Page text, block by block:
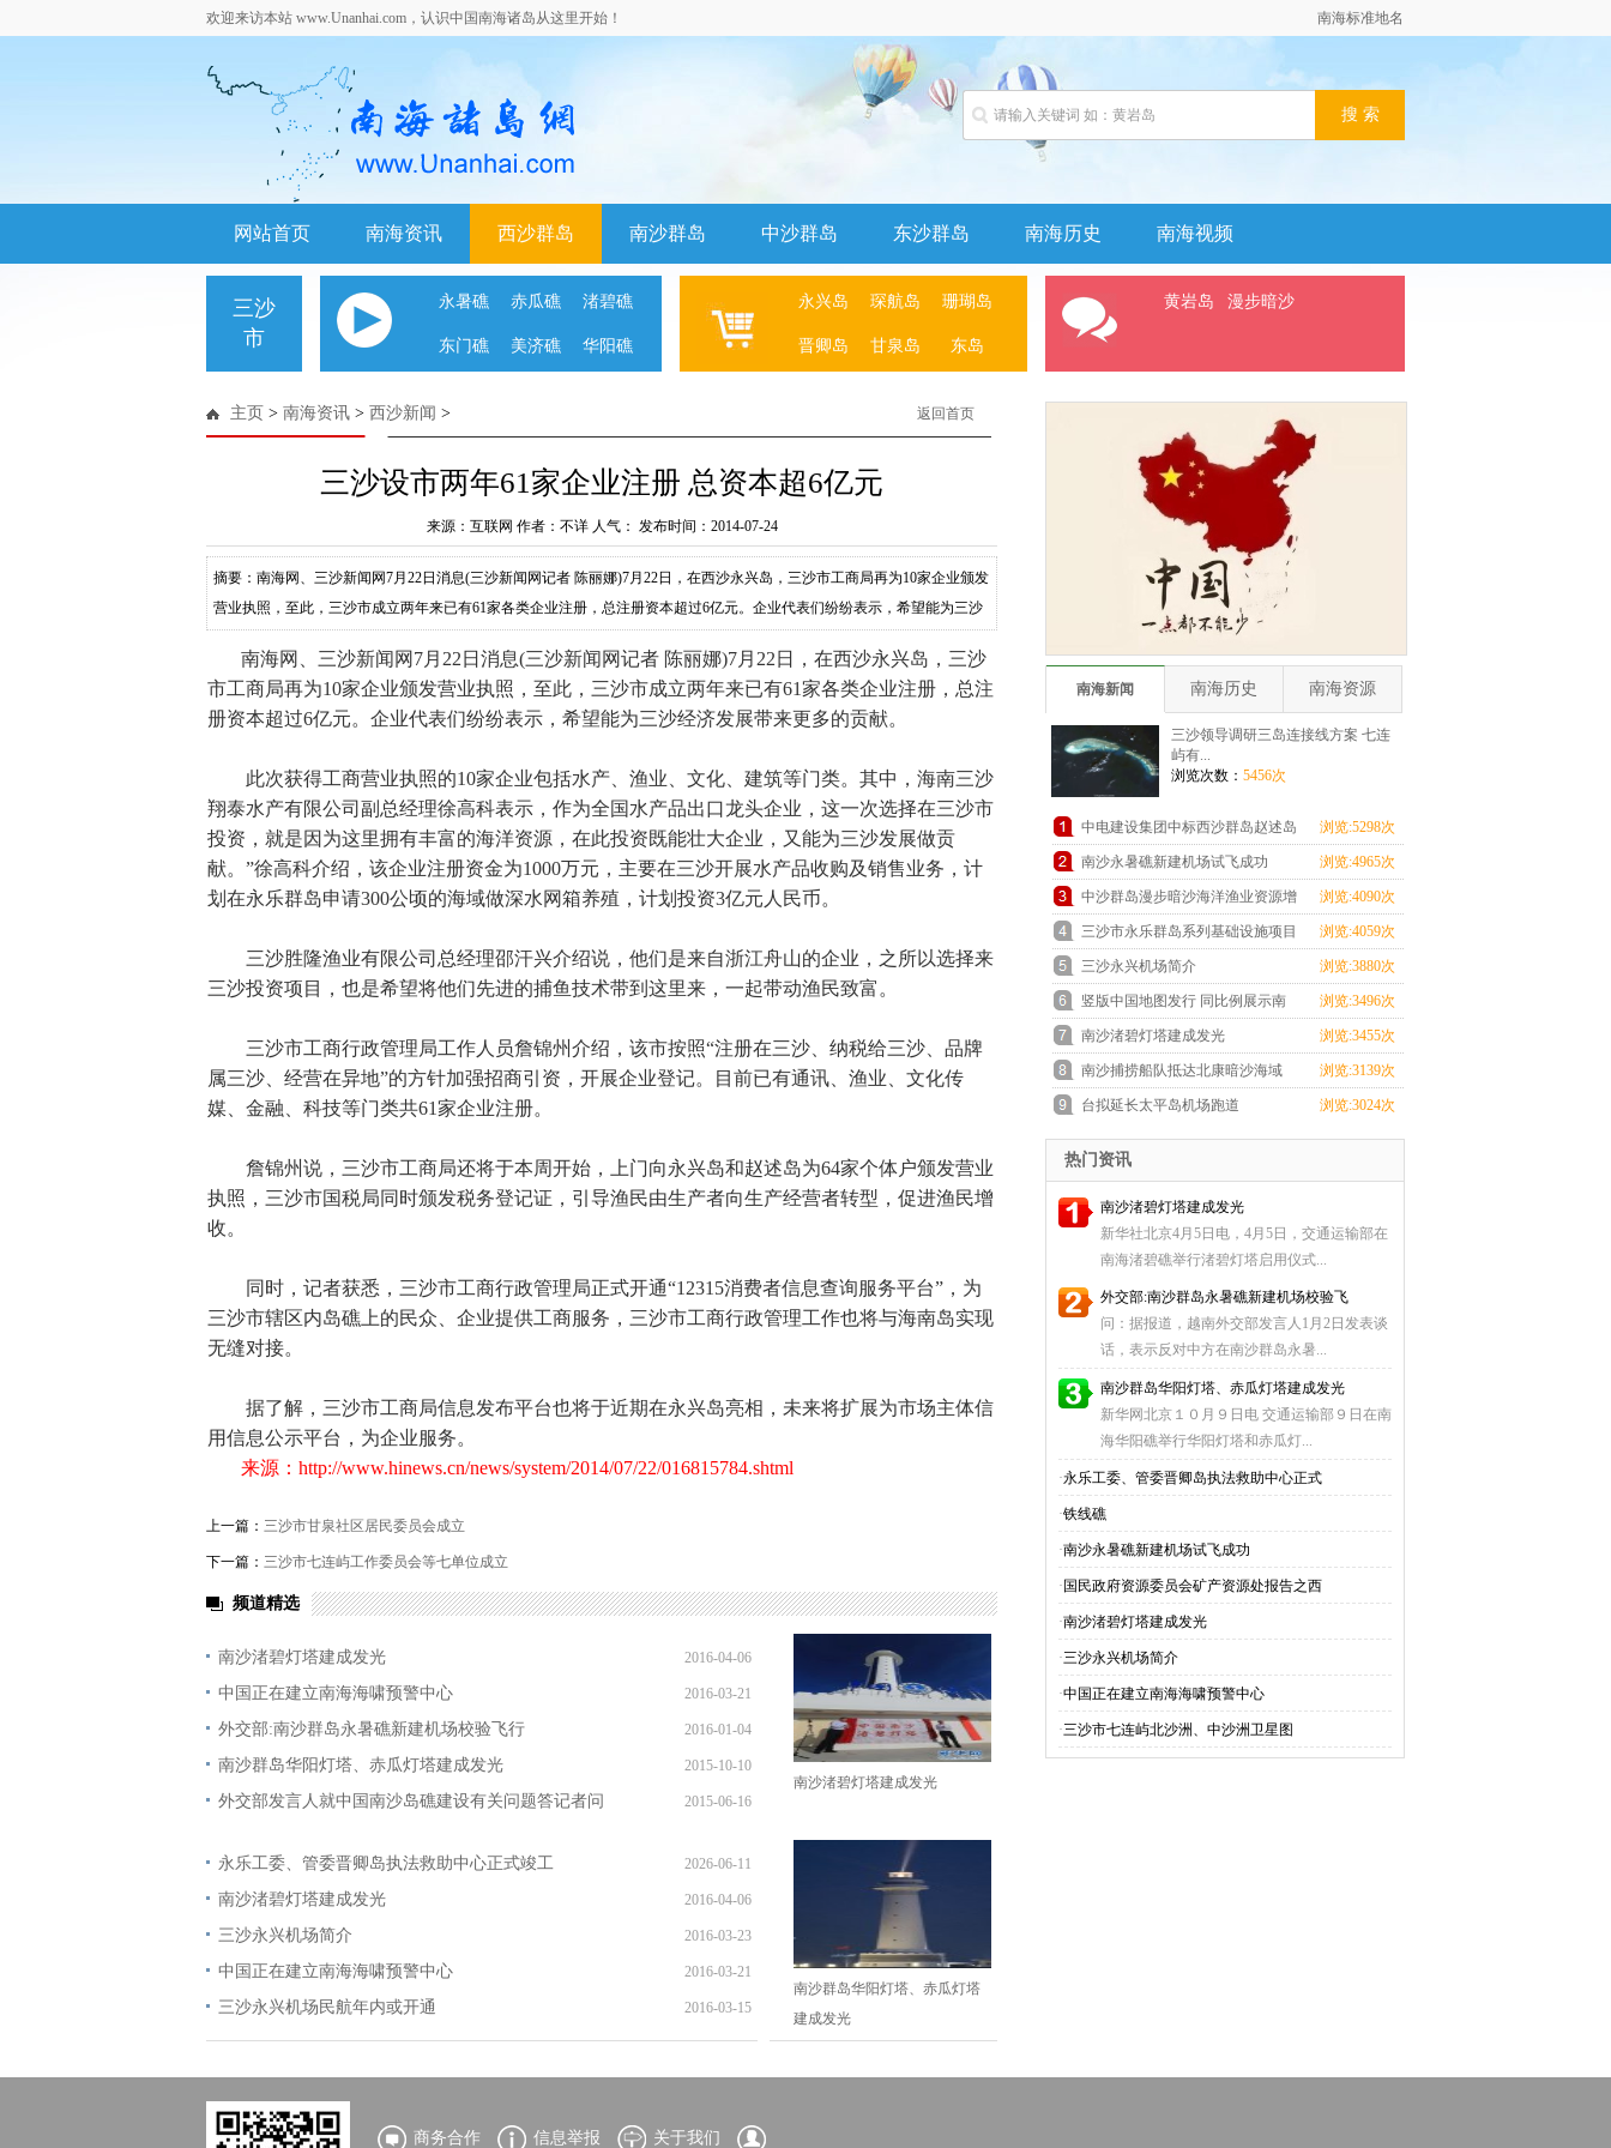
欢迎来访本站 www.Unanhai.com，认识中国南海诸岛从这里开始！ 南海标准地名
网站首页 南海资讯 西沙群岛 南沙群岛 中沙群岛 东沙群岛 南海历史 南海视频
三沙
市
永暑礁 赤瓜礁 渚碧礁
东门礁 美济礁 华阳礁
永兴岛 琛航岛 珊瑚岛
晋卿岛 甘泉岛 东岛
黄岩岛 漫步暗沙
主页 > 南海资讯 > 西沙新闻 > 返回首页
三沙设市两年61家企业注册 总资本超6亿元
来源：互联网 作者：不详 人气： 发布时间：2014-07-24
摘要：南海网、三沙新闻网7月22日消息(三沙新闻网记者 陈丽娜)7月22日，在西沙永兴岛，三沙市工商局再为10家企业颁发
营业执照，至此，三沙市成立两年来已有61家各类企业注册，总注册资本超过6亿元。企业代表们纷纷表示，希望能为三沙
南海网、三沙新闻网7月22日消息(三沙新闻网记者 陈丽娜)7月22日，在西沙永兴岛，三沙
市工商局再为10家企业颁发营业执照，至此，三沙市成立两年来已有61家各类企业注册，总注
册资本超过6亿元。企业代表们纷纷表示，希望能为三沙经济发展带来更多的贡献。
此次获得工商营业执照的10家企业包括水产、渔业、文化、建筑等门类。其中，海南三沙
翔泰水产有限公司副总经理徐高科表示，作为全国水产品出口龙头企业，这一次选择在三沙市
投资，就是因为这里拥有丰富的海洋资源，在此投资既能壮大企业，又能为三沙发展做贡
献。”徐高科介绍，该企业注册资金为1000万元，主要在三沙开展水产品收购及销售业务，计
划在永乐群岛申请300公顷的海域做深水网箱养殖，计划投资3亿元人民币。
三沙胜隆渔业有限公司总经理邵汗兴介绍说，他们是来自浙江舟山的企业，之所以选择来
三沙投资项目，也是希望将他们先进的捕鱼技术带到这里来，一起带动渔民致富。
三沙市工商行政管理局工作人员詹锦州介绍，该市按照“注册在三沙、纳税给三沙、品牌
属三沙、经营在异地”的方针加强招商引资，开展企业登记。目前已有通讯、渔业、文化传
媒、金融、科技等门类共61家企业注册。
詹锦州说，三沙市工商局还将于本周开始，上门向永兴岛和赵述岛为64家个体户颁发营业
执照，三沙市国税局同时颁发税务登记证，引导渔民由生产者向生产经营者转型，促进渔民增
收。
同时，记者获悉，三沙市工商行政管理局正式开通“12315消费者信息查询服务平台”，为
三沙市辖区内岛礁上的民众、企业提供工商服务，三沙市工商行政管理工作也将与海南岛实现
无缝对接。
据了解，三沙市工商局信息发布平台也将于近期在永兴岛亮相，未来将扩展为市场主体信
用信息公示平台，为企业服务。
来源： http://www.hinews.cn/news/system/2014/07/22/016815784.shtml
上一篇： 三沙市甘泉社区居民委员会成立
下一篇： 三沙市七连屿工作委员会等七单位成立
频道精选
南沙渚碧灯塔建成发光 2016-04-06
09:57:18
中国正在建立南海海啸预警中心 2016-03-21
11:09:35
外交部:南沙群岛永暑礁新建机场校验飞行 2016-01-04
09:59:03
南沙群岛华阳灯塔、赤瓜灯塔建成发光 2015-10-10
10:38:06
外交部发言人就中国南沙岛礁建设有关问题答记者问 2015-06-16
永乐工委、管委晋卿岛执法救助中心正式竣工 2026-06-11
09:28:56
南沙渚碧灯塔建成发光 2016-04-06
09:57:18
三沙永兴机场简介 2016-03-23
10:59:14
中国正在建立南海海啸预警中心 2016-03-21
11:09:35
三沙永兴机场民航年内或开通 2016-03-15
12:34:16
南沙渚碧灯塔建成发光
南沙群岛华阳灯塔、赤瓜灯塔
建成发光
南海新闻 南海历史 南海资源
三沙领导调研三岛连接线方案 七连
屿有...
浏览次数： 5456次
中电建设集团中标西沙群岛赵述岛
整治修复及保护
浏览:5298次
南沙永暑礁新建机场试飞成功 浏览:4965次
中沙群岛漫步暗沙海洋渔业资源增
养殖科研基地实
浏览:4090次
三沙市永乐群岛系列基础设施项目
开工建设
浏览:4059次
三沙永兴机场简介 浏览:3880次
竖版中国地图发行 同比例展示南
海诸岛
浏览:3496次
南沙渚碧灯塔建成发光 浏览:3455次
南沙捕捞船队抵达北康暗沙海域
收获颇丰
浏览:3139次
台拟延长太平岛机场跑道 浏览:3024次
热门资讯
南沙渚碧灯塔建成发光
新华社北京4月5日电，4月5日，交通运输部在
南海渚碧礁举行渚碧灯塔启用仪式...
外交部:南沙群岛永暑礁新建机场校验飞
问：据报道，越南外交部发言人1月2日发表谈
话，表示反对中方在南沙群岛永暑...
南沙群岛华阳灯塔、赤瓜灯塔建成发光
新华网北京１０月９日电 交通运输部９日在南
海华阳礁举行华阳灯塔和赤瓜灯...
·永乐工委、管委晋卿岛执法救助中心正式
·铁线礁
·南沙永暑礁新建机场试飞成功
· 国民政府资源委员会矿产资源处报告之西
·南沙渚碧灯塔建成发光
·三沙永兴机场简介
·中国正在建立南海海啸预警中心
·三沙市七连屿北沙洲、中沙洲卫星图
商务合作 信息举报 关于我们